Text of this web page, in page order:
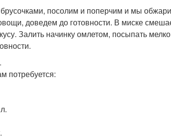
посолим и поперчим и мы
доведем до готовности. В миске
Залить начинку омлетом, посыпать
потребуется: